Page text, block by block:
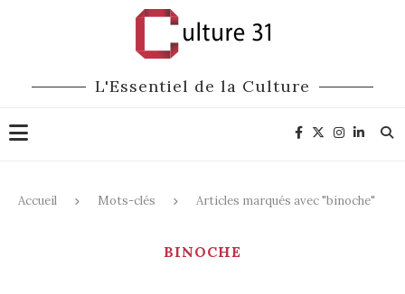
L'Essentiel de la Culture
Accueil Mots-clés Articles marqués avec "binoche"
BINOCHE